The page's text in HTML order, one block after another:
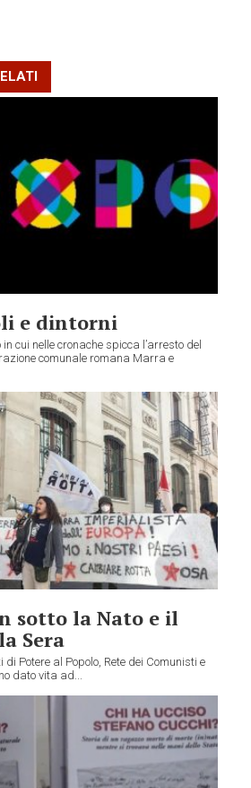
e dintorni
cui nelle cronache spicca l’arresto del
comunale romana Marra e
sotto la Nato e il
Sera
Potere al Popolo, Rete dei Comunisti e
dato vita ad...